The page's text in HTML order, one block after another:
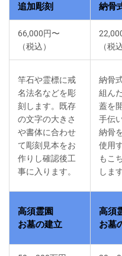
追加彫刻
納骨
66,000円〜
（税込）
（税
竿石や霊標に戒
名法名などを彫
刻します。既存
の文字の大きさ
や書体に合わせ
て彫刻見本をお
作りし確認後工
事に入ります。
納骨
組ん
蓋を
手伝
納骨
使用
もこ
しま
高須霊園
お墓の建立
高須
お墓